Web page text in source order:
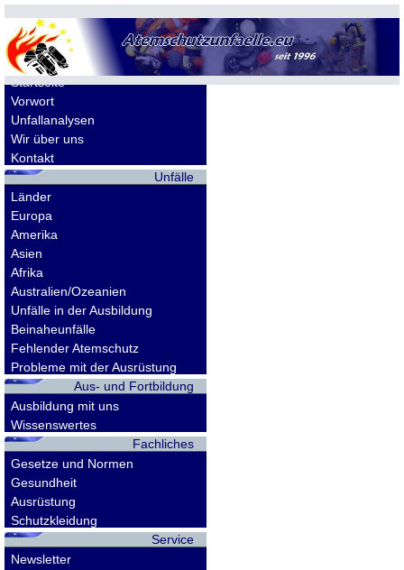
Allgemeines
Startseite
Vorwort
Unfallanalysen
Wir über uns
Kontakt
Unfälle
Länder
Europa
Amerika
Asien
Afrika
Australien/Ozeanien
Unfälle in der Ausbildung
Beinaheunfälle
Fehlender Atemschutz
Probleme mit der Ausrüstung
Aus- und Fortbildung
Ausbildung mit uns
Wissenswertes
Fachliches
Gesetze und Normen
Gesundheit
Ausrüstung
Schutzkleidung
Service
Newsletter